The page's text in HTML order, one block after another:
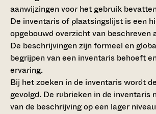
aanwijzingen voor het gebruik
De inventaris of plaatsingslijst is een
opgebouwd overzicht van beschreven
De beschrijvingen zijn formeel en
begrijpen van een inventaris behoeft
ervaring.
Bij het zoeken in de inventaris wordt
gevolgd. De rubrieken in de inventaris
van de beschrijving op een lager